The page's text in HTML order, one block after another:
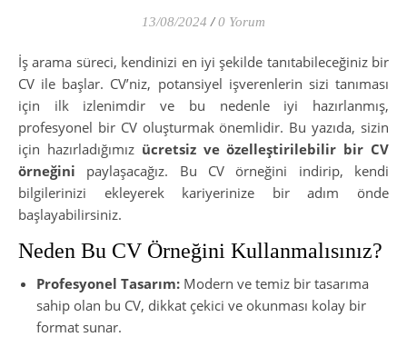
13/08/2024 / 0 Yorum
İş arama süreci, kendinizi en iyi şekilde tanıtabileceğiniz bir
CV ile başlar. CV’niz, potansiyel işverenlerin sizi tanıması
için ilk izlenimdir ve bu nedenle iyi hazırlanmış,
profesyonel bir CV oluşturmak önemlidir. Bu yazıda, sizin
için hazırladığımız ücretsiz ve özelleştirilebilir bir CV
örneğini paylaşacağız. Bu CV örneğini indirip, kendi
bilgilerinizi ekleyerek kariyerinize bir adım önde
başlayabilirsiniz.
Neden Bu CV Örneğini Kullanmalısınız?
Profesyonel Tasarım: Modern ve temiz bir tasarıma
sahip olan bu CV, dikkat çekici ve okunması kolay bir
format sunar.